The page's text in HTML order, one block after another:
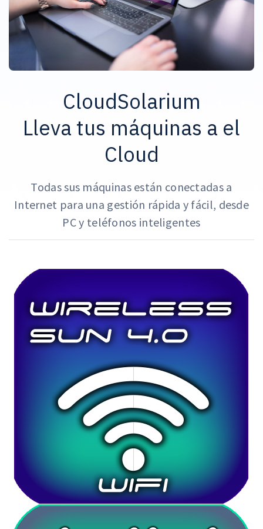
CloudSolarium
Lleva tus máquinas a el
Cloud
Todas sus máquinas están conectadas a
Internet para una gestión rápida y fácil, desde
PC y teléfonos inteligentes